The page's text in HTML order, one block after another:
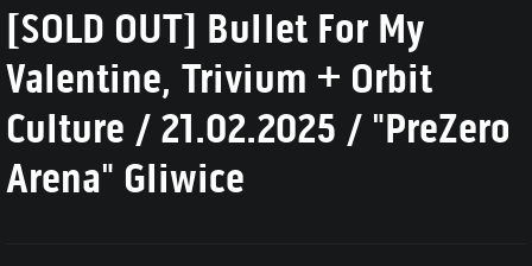
[SOLD OUT] Bullet For My
Valentine, Trivium + Orbit
Culture / 21.02.2025 / "PreZero
Arena" Gliwice